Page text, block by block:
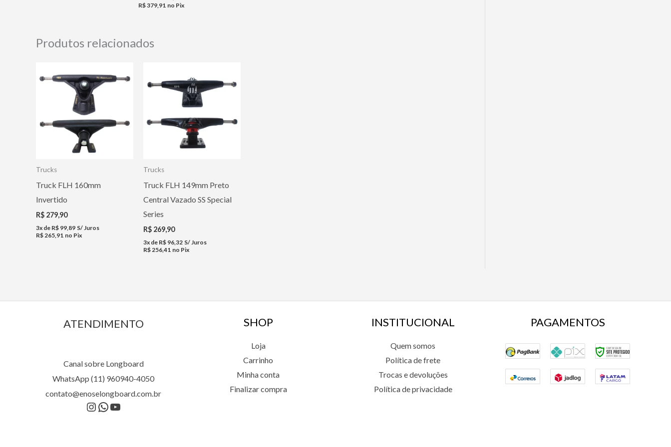
R$379,91 no Pix
Produtos relacionados
Trucks
Truck FLH 160mm
Invertido
R$ 279,90
3x de R$ 99,89 S/ Juros
R$265,91 no Pix
Trucks
Truck FLH 149mm Preto
Central Vazado SS Special
Series
R$269,90
3x de R$96,32 S/ Juros
R$256,41 no Pix
ATENDIMENTO
Canal sobre Longboard
WhatsApp (11) 960940-4050
contato@enoselongboard.com.br
Instagram
WhatsApp
Youtube
SHOP
Loja
Carrinho
Minha conta
Finalizar compra
INSTITUCIONAL
Quem somos
Política de frete
Trocas e devoluções
Política de privacidade
PAGAMENTOS